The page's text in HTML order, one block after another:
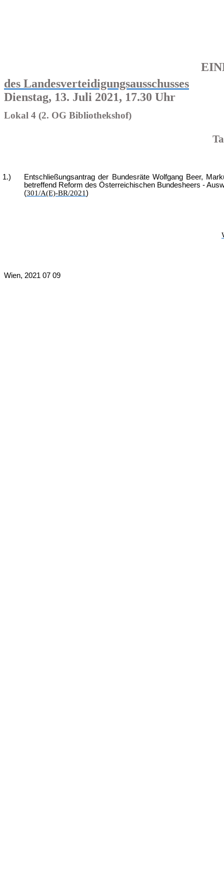
des Landesverteidigungsausschusses
Dienstag, 13. Juli 2021, 17.30 Uhr
Lokal 4 (2. OG Bibliothekshof)
1.)
Entschließungsantrag der Bundesräte Wolfgang Beer,
betreffend Reform des Österreichischen Bundesheers -
(301/A(E)-BR/2021)
Wien, 2021 07 09